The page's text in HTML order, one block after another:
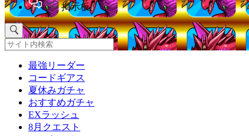
掲示板
最強リーダー
コードギアス
夏休みガチャ
おすすめガチャ
EXラッシュ
8月クエスト